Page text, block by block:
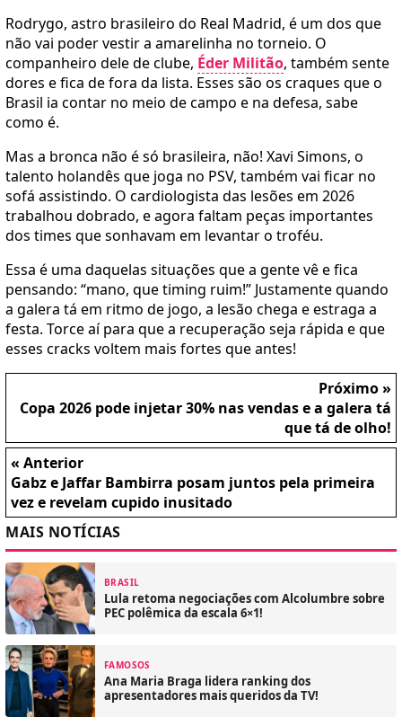
Rodrygo, astro brasileiro do Real Madrid, é um dos que
não vai poder vestir a amarelinha no torneio. O
companheiro dele de clube, Éder Militão, também sente
dores e fica de fora da lista. Esses são os craques que o
Brasil ia contar no meio de campo e na defesa, sabe
como é.
Mas a bronca não é só brasileira, não! Xavi Simons, o
talento holandês que joga no PSV, também vai ficar no
sofá assistindo. O cardiologista das lesões em 2026
trabalhou dobrado, e agora faltam peças importantes
dos times que sonhavam em levantar o troféu.
Essa é uma daquelas situações que a gente vê e fica
pensando: “mano, que timing ruim!” Justamente quando
a galera tá em ritmo de jogo, a lesão chega e estraga a
festa. Torce aí para que a recuperação seja rápida e que
esses cracks voltem mais fortes que antes!
Próximo »
Copa 2026 pode injetar 30% nas vendas e a galera tá
que tá de olho!
« Anterior
Gabz e Jaffar Bambirra posam juntos pela primeira
vez e revelam cupido inusitado
MAIS NOTÍCIAS
BRASIL
Lula retoma negociações com Alcolumbre sobre
PEC polêmica da escala 6×1!
FAMOSOS
Ana Maria Braga lidera ranking dos
apresentadores mais queridos da TV!